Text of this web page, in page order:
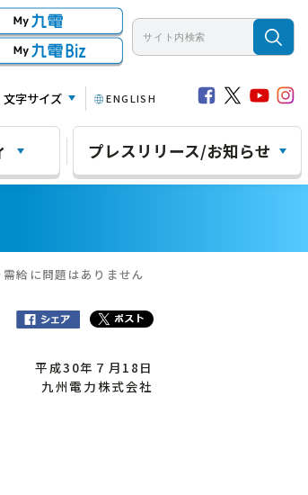
文字サイズ ENGLISH
プレスリリース/お知らせ
給に問題はありません
平成30年７月18日
九州電力株式会社